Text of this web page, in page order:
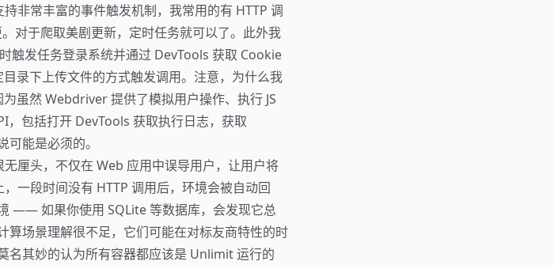
非常丰富的事件触发机制，我常用的有 HTTP 调
对于爬取美剧更新，定时任务就可以了。此外我
触发任务登录系统并通过 DevTools 获取 Cookie
录下上传文件的方式触发调用。注意，为什么我
然 Webdriver 提供了模拟用户操作、执行 JS
包括打开 DevTools 获取执行日志，获取
能是必须的。
厘头，不仅在 Web 应用中误导用户，让用户将
一段时间没有 HTTP 调用后，环境会被自动回
—— 如果你使用 SQLite 等数据库，会发现它总
算场景理解很不足，它们可能在对标友商特性的时
名其妙的认为所有容器都应该是 Unlimit 运行的